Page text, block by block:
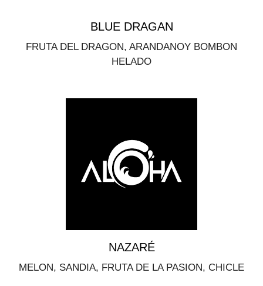
BLUE DRAGAN
FRUTA DEL DRAGON, ARANDANOY BOMBON
HELADO
NAZARÉ
MELON, SANDIA, FRUTA DE LA PASION, CHICLE